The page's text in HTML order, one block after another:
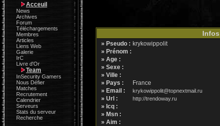
Acceuil
News
Archives
Forum
Téléchargements
Membres
Articles
Liens Web
Galerie
IrC
Livre d'Or
Team
InSecurity Gamers
Nous Défier
Matches
Recrutement
Calendrier
Serveurs
Stats du serveur
Recherche
» Pseudo : krykowippolit
» Prénom :
» Age :
» Sexe :
» Ville :
» Pays :
France
» Email :
krykowippolit@topnextmail.ru
» Url : http://trendoway.ru
» Icq :
» Msn :
» Aim :